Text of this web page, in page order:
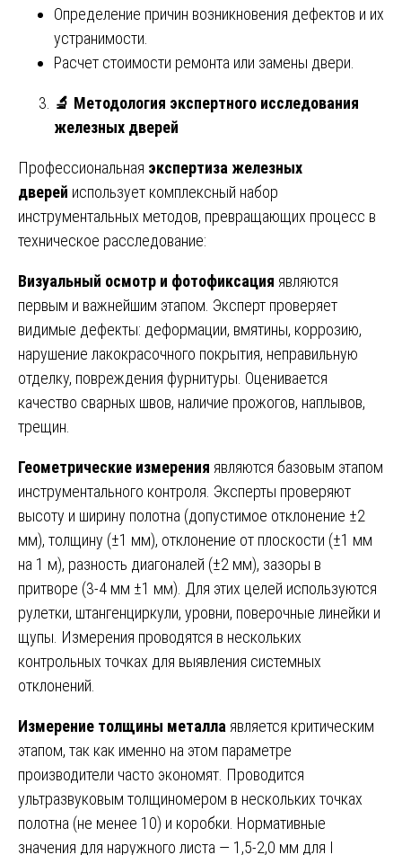
Определение причин возникновения дефектов и их
устранимости.
Расчет стоимости ремонта или замены двери.
🔬 Методология экспертного исследования
железных дверей
Профессиональная экспертиза железных
дверей использует комплексный набор
инструментальных методов, превращающих процесс в
техническое расследование:
Визуальный осмотр и фотофиксация являются
первым и важнейшим этапом. Эксперт проверяет
видимые дефекты: деформации, вмятины, коррозию,
нарушение лакокрасочного покрытия, неправильную
отделку, повреждения фурнитуры. Оценивается
качество сварных швов, наличие прожогов, наплывов,
трещин.
Геометрические измерения являются базовым этапом
инструментального контроля. Эксперты проверяют
высоту и ширину полотна (допустимое отклонение ±2
мм), толщину (±1 мм), отклонение от плоскости (±1 мм
на 1 м), разность диагоналей (±2 мм), зазоры в
притворе (3-4 мм ±1 мм). Для этих целей используются
рулетки, штангенциркули, уровни, поверочные линейки и
щупы. Измерения проводятся в нескольких
контрольных точках для выявления системных
отклонений.
Измерение толщины металла является критическим
этапом, так как именно на этом параметре
производители часто экономят. Проводится
ультразвуковым толщиномером в нескольких точках
полотна (не менее 10) и коробки. Нормативные
значения для наружного листа — 1,5-2,0 мм для I